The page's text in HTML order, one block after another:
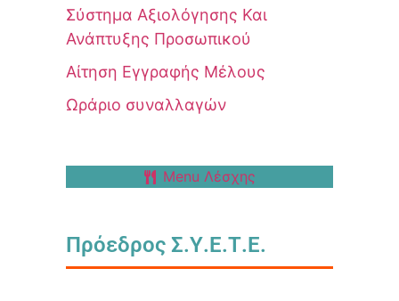
Σύστημα Αξιολόγησης Και
Ανάπτυξης Προσωπικού
Αίτηση Εγγραφής Μέλους
Ωράριο συναλλαγών
Menu Λέσχης
Πρόεδρος Σ.Υ.Ε.Τ.Ε.